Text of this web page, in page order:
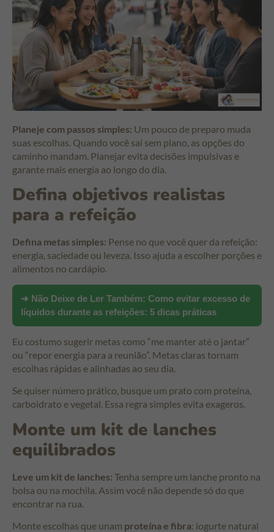
Planeje com passos simples: Um pouco de preparo muda
suas escolhas. Quando você sai sem plano, as opções do
caminho mandam. Planejar evita decisões impulsivas e
garante mais energia ao longo do dia.
Defina objetivos realistas
para a refeição
Defina metas simples: Pense no que você quer da refeição:
energia, saciedade ou leveza. Isso ajuda a escolher porções e
alimentos no cardápio.
➜ Não Deixe de Ler Também: Como evitar excesso de
líquidos durante as refeições: 5 dicas práticas
Eu costumo sugerir metas como “me manter até o jantar”
ou “repor energia para a reunião”. Metas claras tornam
escolhas rápidas e alinhadas ao seu dia.
Se quiser número prático, busque um prato com proteína,
carboidrato e vegetal. Essa regra simples evita exageros.
Monte um kit de lanches
equilibrados
Leve um kit de lanches: Tenha sempre um lanche pronto na
bolsa ou na mochila. Assim você não depende só do que
encontrar na rua.
Monte escolhas que unam proteína e fibra: iogurte natural